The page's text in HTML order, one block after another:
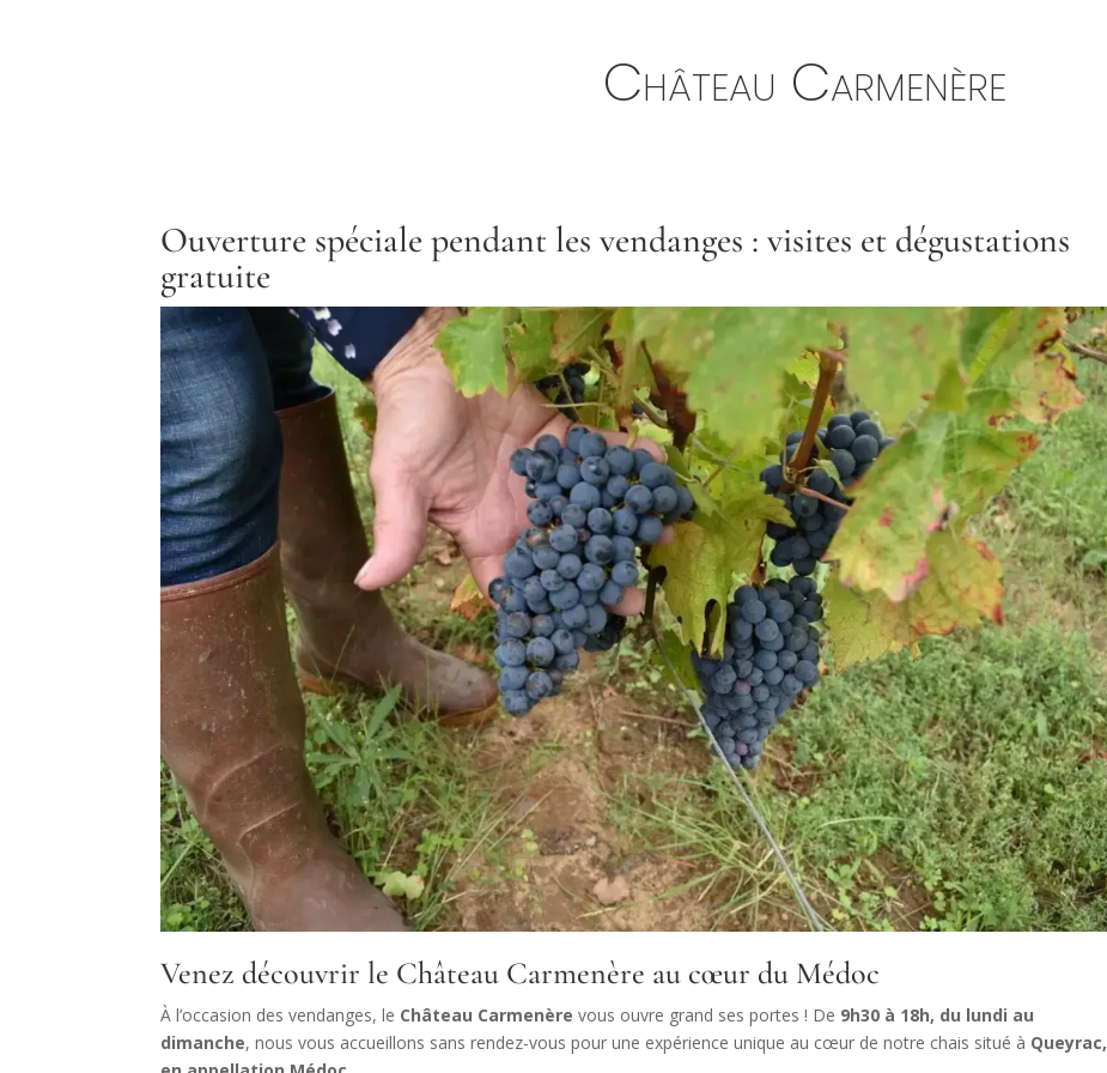
Château Carmenère
Ouverture spéciale pendant les vendanges : visites et dégustations
gratuite
Venez découvrir le Château Carmenère au cœur du Médoc
À l’occasion des vendanges, le Château Carmenère vous ouvre grand ses portes ! De 9h30 à 18h, du lundi au
dimanche, nous vous accueillons sans rendez-vous pour une expérience unique au cœur de notre chais situé à Queyrac,